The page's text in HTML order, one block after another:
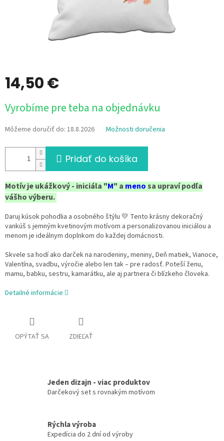
14,50 €
cena:
Vyrobíme pre teba na objednávku
Môžeme doručiť do: 18.8.2026 Možnosti doručenia
Pridať do košíka
Motív je ukážkový - iniciála "M" a menosa upraví podľa
vášho výberu.
Daruj kúsok pohodlia a osobného štýlu 💛 Tento krásny dekoračný
vankúš s jemným kvetinovým motívom a personalizovanou iniciálou a
menom je ideálnym doplnkom do každej domácnosti.
Skvele sa hodí ako darček na narodeniny, meniny, Deň matiek, Vianoce,
Valentína, svadbu, výročie alebo len tak – pre radosť. Poteší ženu,
mamu, babku, sestru, kamarátku, ale aj partnera či blízkeho človeka.
Detailné informácie
OPÝTAŤ SA ZDIEĽAŤ
Jeden dizajn - viac produktov
Darčekový set s rovnakým motívom
Rýchla výroba
Expedícia do 2 dní od výroby